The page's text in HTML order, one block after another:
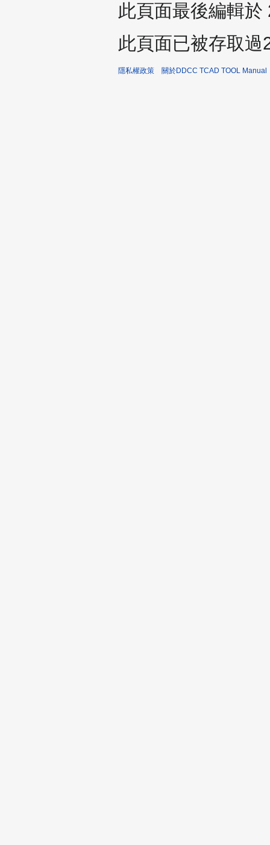
此頁面最後編輯
此頁面已被存取過
隱私權政策 關於DDCC TCAD TOOL Manual